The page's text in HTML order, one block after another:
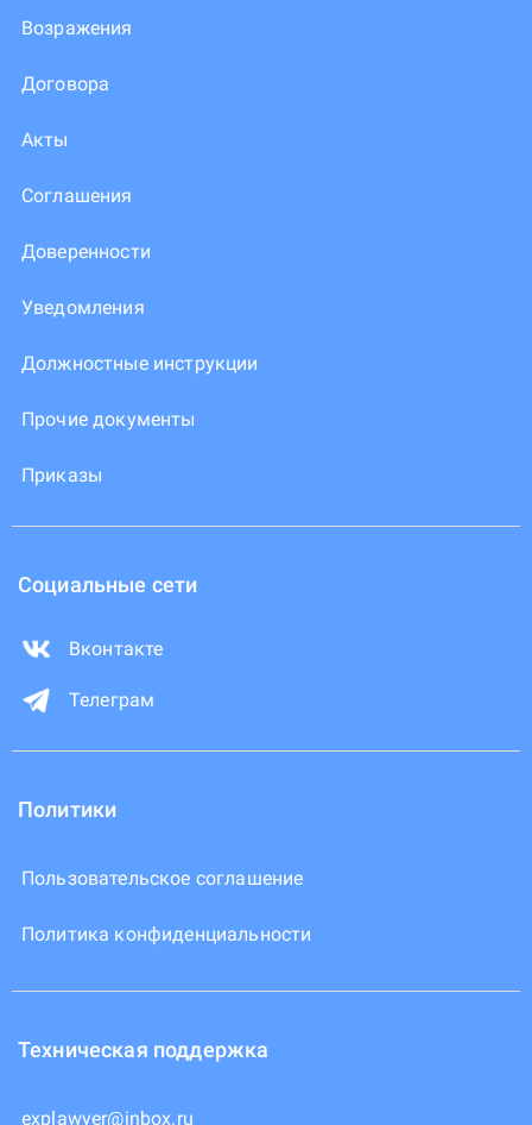
Возражения
Договора
Акты
Соглашения
Доверенности
Уведомления
Должностные инструкции
Прочие документы
Приказы
Социальные сети
Вконтакте
Телеграм
Политики
Пользовательское соглашение
Политика конфиденциальности
Техническая поддержка
explawyer@inbox.ru